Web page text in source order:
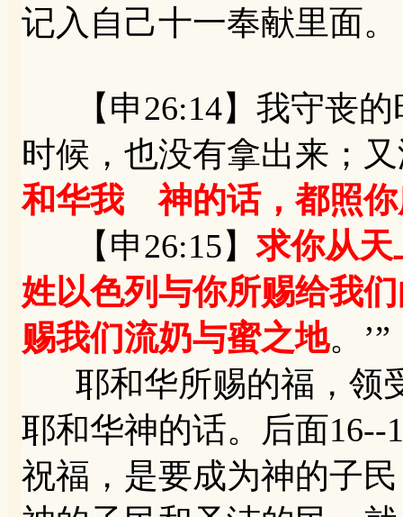
记入自己十一奉献里面。
【申26:14】我守丧的
时候，也没有拿出来；
和华我 神的话，都照你
【申26:15】求你从
姓以色列与你所赐给我
赐我们流奶与蜜之地。’”
耶和华所赐的福，领
耶和华神的话。后面16--
祝福，是要成为神的子